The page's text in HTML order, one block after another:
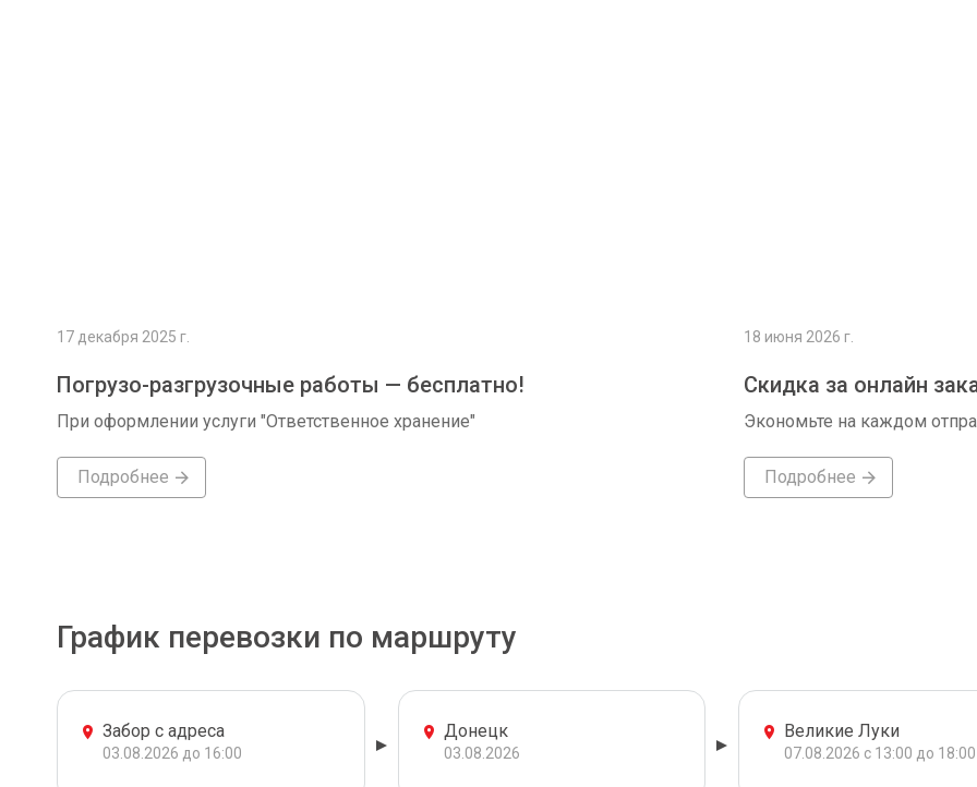
17 декабря 2025 г.
Погрузо-разгрузочные работы — бесплатно!
При оформлении услуги "Ответственное хранение"
Подробнее
18 июня 2026 г.
Скидка за онлайн
Экономьте на каждом
Подробнее
График перевозки по маршруту
Забор с адреса
03.08.2026 до 16:00
Донецк
03.08.2026
Великие Луки
07.08.2026 с 13:00 до 18:00